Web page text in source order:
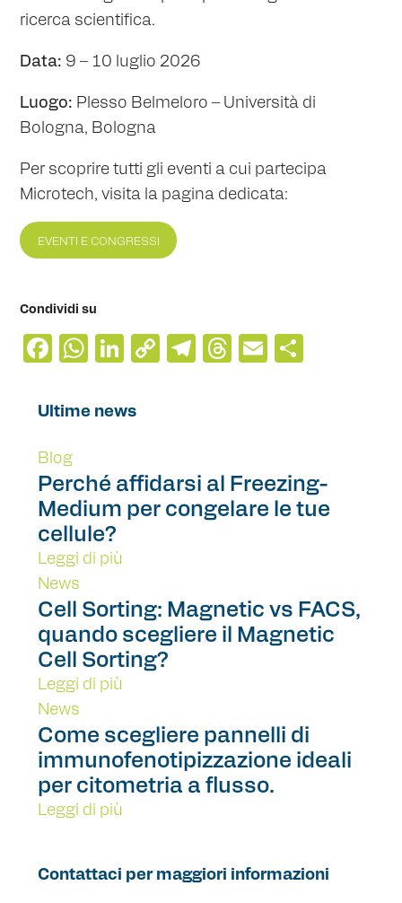
ricerca scientifica.
Data: 9 – 10 luglio 2026
Luogo: Plesso Belmeloro – Università di
Bologna, Bologna
Per scoprire tutti gli eventi a cui partecipa
Microtech, visita la pagina dedicata:
EVENTI E CONGRESSI
Condividi su
Facebook
WhatsApp
LinkedIn
CopyTelegram
Threads
Email
Ultime news
Blog
Perché affidarsi al Freezing-
Medium per congelare le tue
cellule?
Leggi di più
News
Cell Sorting: Magnetic vs FACS,
quando scegliere il Magnetic
Cell Sorting?
Leggi di più
News
Come scegliere pannelli di
immunofenotipizzazione ideali
per citometria a flusso.
Leggi di più
Contattaci per maggiori informazioni